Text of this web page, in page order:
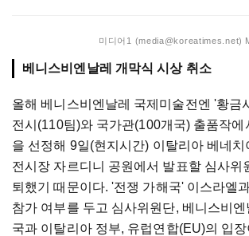
미디어1 (media@koreatimes.net)
베니스비엔날레 개막식 시상 취소
올해 베니스비엔날레 국제미술전엔 '황금
전시(110팀)와 국가관(100개국) 출품작에
을 선정해 9일(현지시간) 이탈리아 베네치
전시장 자르디니 공원에서 발표할 심사위
퇴했기 때문이다. '전쟁 가해국' 이스라엘
참가 여부를 두고 심사위원단, 베니스비
국과 이탈리아 정부, 유럽연합(EU)의 입